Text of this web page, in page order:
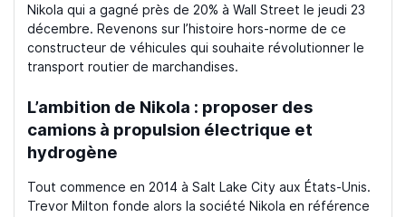
Nikola qui a gagné près de 20% à Wall Street le jeudi 23
décembre. Revenons sur l’histoire hors-norme de ce
constructeur de véhicules qui souhaite révolutionner le
transport routier de marchandises.
L’ambition de Nikola : proposer des
camions à propulsion électrique et
hydrogène
Tout commence en 2014 à Salt Lake City aux États-Unis.
Trevor Milton fonde alors la société Nikola en référence